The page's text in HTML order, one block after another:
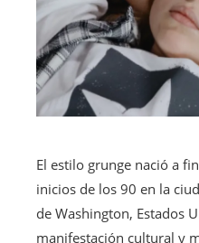
El estilo grunge nació a
inicios de los 90 en la
de Washington, Estados
manifestación cultural y